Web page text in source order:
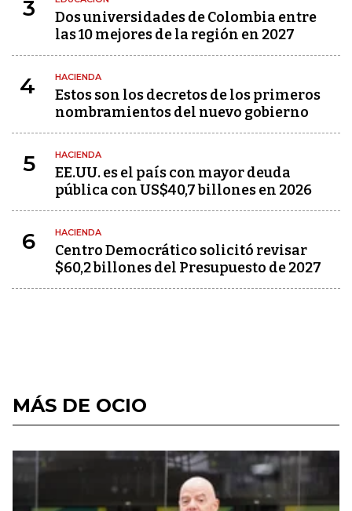
3
Dos universidades de Colombia entre
las 10 mejores de la región en 2027
4 HACIENDA
Estos son los decretos de los primeros
nombramientos del nuevo gobierno
5 HACIENDA
EE.UU. es el país con mayor deuda
pública con US$40,7 billones en 2026
6 HACIENDA
Centro Democrático solicitó revisar
$60,2 billones del Presupuesto de 2027
MÁS DE OCIO